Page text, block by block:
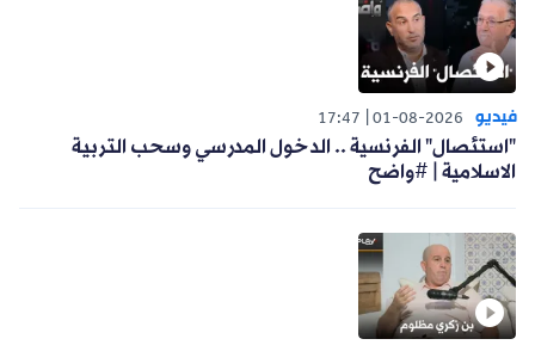
فيديو 01-08-2026
17:47
"استئصال" الفرنسية .. الدخول المدرسي وسحب التربية
الاسلامية | #واضح